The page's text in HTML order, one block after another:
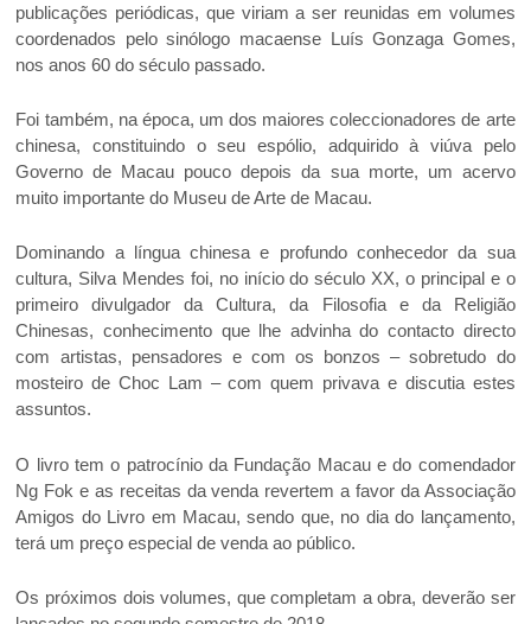
publicações periódicas, que viriam a ser reunidas em volumes
coordenados pelo sinólogo macaense Luís Gonzaga Gomes,
nos anos 60 do século passado.
Foi também, na época, um dos maiores coleccionadores de arte
chinesa, constituindo o seu espólio, adquirido à viúva pelo
Governo de Macau pouco depois da sua morte, um acervo
muito importante do Museu de Arte de Macau.
Dominando a língua chinesa e profundo conhecedor da sua
cultura, Silva Mendes foi, no início do século XX, o principal e o
primeiro divulgador da Cultura, da Filosofia e da Religião
Chinesas, conhecimento que lhe advinha do contacto directo
com artistas, pensadores e com os bonzos – sobretudo do
mosteiro de Choc Lam – com quem privava e discutia estes
assuntos.
O livro tem o patrocínio da Fundação Macau e do comendador
Ng Fok e as receitas da venda revertem a favor da Associação
Amigos do Livro em Macau, sendo que, no dia do lançamento,
terá um preço especial de venda ao público.
Os próximos dois volumes, que completam a obra, deverão ser